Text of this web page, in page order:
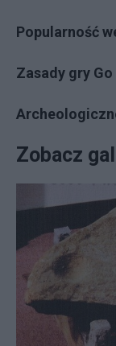
Popularność
Zasady gry Go
Zobacz